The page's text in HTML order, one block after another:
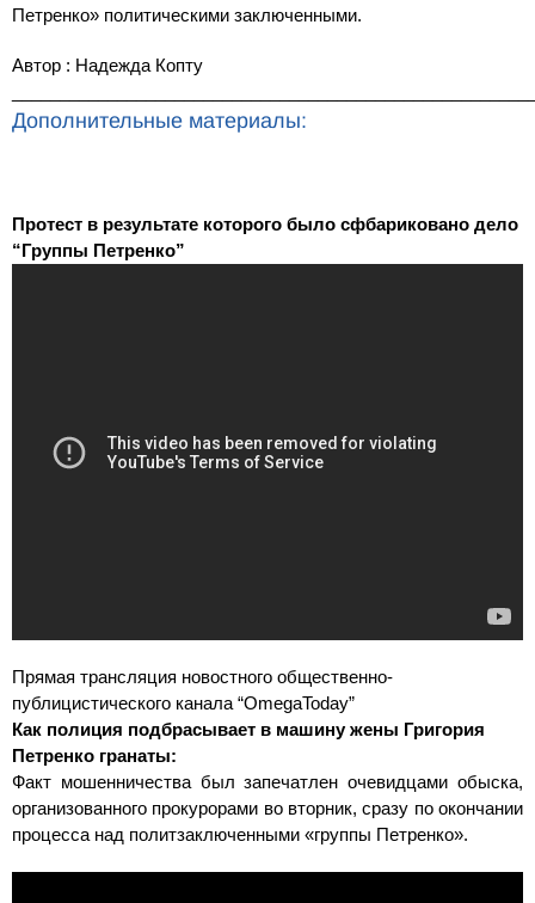
Петренко» политическими заключенными.
Автор : Надежда Копту
Дополнительные материалы:
Протест в результате которого было сфбариковано дело
“Группы Петренко”
Прямая трансляция новостного общественно-
публицистического канала “OmegaToday”
Как полиция подбрасывает в машину жены Григория
Петренко гранаты:
Факт мошенничества был запечатлен очевидцами обыска,
организованного прокурорами во вторник, сразу по окончании
процесса над политзаключенными «группы Петренко».